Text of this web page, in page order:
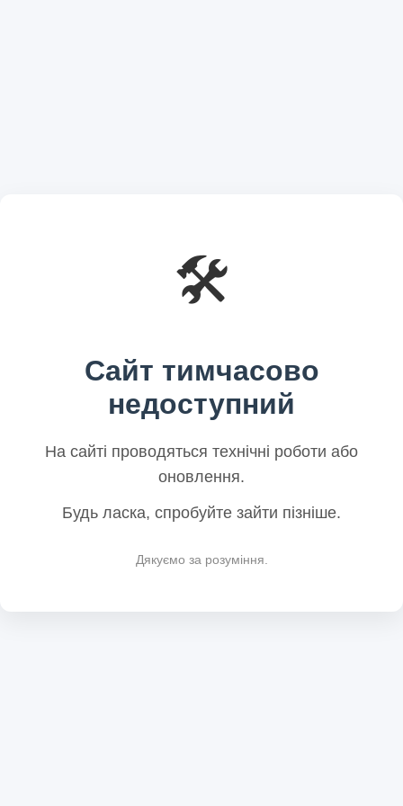
🛠️
Сайт тимчасово
недоступний
На сайті проводяться технічні роботи або
оновлення.
Будь ласка, спробуйте зайти пізніше.
Дякуємо за розуміння.